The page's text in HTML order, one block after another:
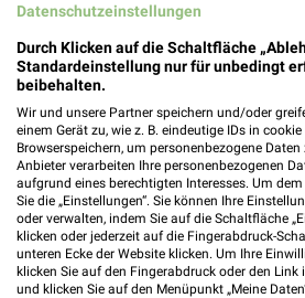
Pluspunkt Apotheke
Uetersen
POCO Katalog und
Pohl-Boskamp Filialen &
Hohenlockstedt
Datenschutzeinstellungen
Durch Klicken auf die Schaltfläche
Standardeinstellung nur für unbedingt
beibehalten.
Wir und unsere Partner speichern und/oder
einem Gerät zu, wie z. B. eindeutige IDs in
Browserspeichern, um personenbezogene
Anbieter verarbeiten Ihre personenbezogenen
aufgrund eines berechtigten Interesses. Um
Sie die „Einstellungen“. Sie können Ihre
oder verwalten, indem Sie auf die Schaltfläche
klicken oder jederzeit auf die Fingerabdruck-
unteren Ecke der Website klicken. Um Ihre
klicken Sie auf den Fingerabdruck oder den Link
und klicken Sie auf den Menüpunkt „Meine